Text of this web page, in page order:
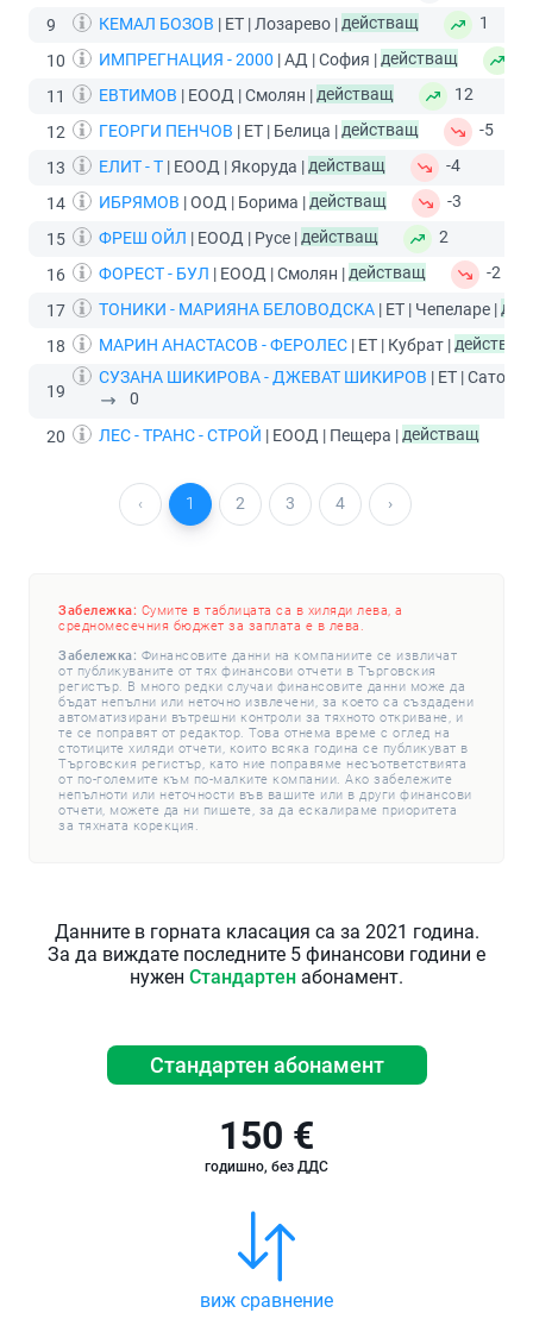
9
КЕМАЛ БОЗОВ | ЕТ | Лозарево |действащ
1
10
ИМПРЕГНАЦИЯ - 2000 | АД | София |действащ
11
ЕВТИМОВ | ЕООД | Смолян |действащ
12
12
ГЕОРГИ ПЕНЧОВ | ЕТ | Белица |действащ
-5
13
ЕЛИТ - Т | ЕООД | Якоруда |действащ
-4
14
ИБРЯМОВ | ООД | Борима |действащ
-3
15
ФРЕШ ОЙЛ | ЕООД | Русе |действащ
2
16
ФОРЕСТ - БУЛ | ЕООД | Смолян |действащ
-2
17
ТОНИКИ - МАРИЯНА БЕЛОВОДСКА | ЕТ | Чепеларе |
18
МАРИН АНАСТАСОВ - ФЕРОЛЕС | ЕТ | Кубрат |действащ
19
СУЗАНА ШИКИРОВА - ДЖЕВАТ ШИКИРОВ | ЕТ |
0
20
ЛЕС - ТРАНС - СТРОЙ | ЕООД | Пещера |действащ
‹ 1 2 3 4 ›
Забележка: Сумите в таблицата са в хиляди лева, а
средномесечния бюджет за заплата е в лева.
Забележка: Финансовите данни на компаниите се извличат
от публикуваните от тях финансови отчети в Търговския
регистър. В много редки случаи финансовите данни може да
бъдат непълни или неточно извлечени, за което са създадени
автоматизирани вътрешни контроли за тяхното откриване, и
те се поправят от редактор. Това отнема време с оглед на
стотиците хиляди отчети, които всяка година се публикуват в
Търговския регистър, като ние поправяме несъответствията
от по-големите към по-малките компании. Ако забележите
непълноти или неточности във вашите или в други финансови
отчети, можете да ни пишете, за да ескалираме приоритета
за тяхната корекция.
Данните в горната класация са за 2021 година.
За да виждате последните 5 финансови години е
нужен Стандартен абонамент.
Стандартен абонамент
150 €
годишно, без ДДС
виж сравнение